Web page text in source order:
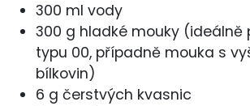
300 ml vody
300 g hladké mouky (ideálně
typu 00, případně mouka s
bílkovin)
6 g čerstvých kvasnic